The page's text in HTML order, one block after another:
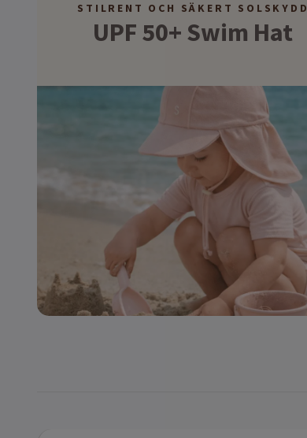
STILRENT OCH SÄKERT SOLSKYDD
UPF 50+ Swim Hat